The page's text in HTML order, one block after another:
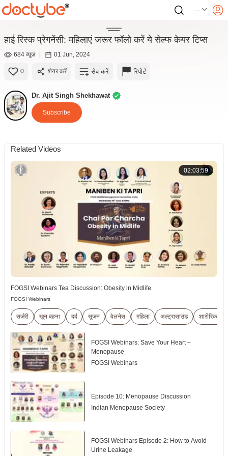
---
हाई रिस्क प्रेगनेंसी: महिलाएं जरूर फॉलो करें ये सेल्फ केयर टिप्स
684 व्यूज़ | 01 Jun, 2024
0 शेयर करें सेव करें रिपोर्ट
Dr. Ajit Singh Shekhawat
Subscribe
Related Videos
02:03:59
FOGSI Webinars Tea Discussion: Obesity in Midlife
FOGSI Webinars
सर्जरी खून बहना दर्द सूजन वेलनेस महिला अल्ट्रासाउंड शारीरिक जाँच
FOGSI Webinars: Save Your Heart –
Menopause
FOGSI Webinars
Episode 10: Menopause Discussion
Indian Menopause Society
FOGSI Webinars Episode 2: How to Avoid
Urine Leakage